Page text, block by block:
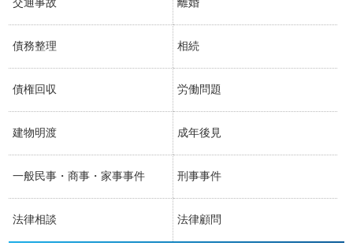
交通事故 離婚
債務整理 相続
債権回収 労働問題
建物明渡 成年後見
一般民事・商事・家事事件 刑事事件
法律相談 法律顧問